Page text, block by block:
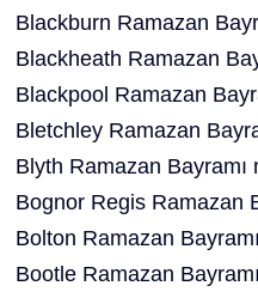
Blackburn Ramazan
Blackheath Ramazan
Blackpool Ramazan
Bletchley Ramazan
Blyth Ramazan Bayramı
Bognor Regis Ramazan
Bolton Ramazan
Bootle Ramazan